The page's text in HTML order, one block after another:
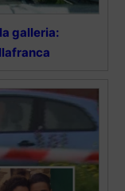
galleria: